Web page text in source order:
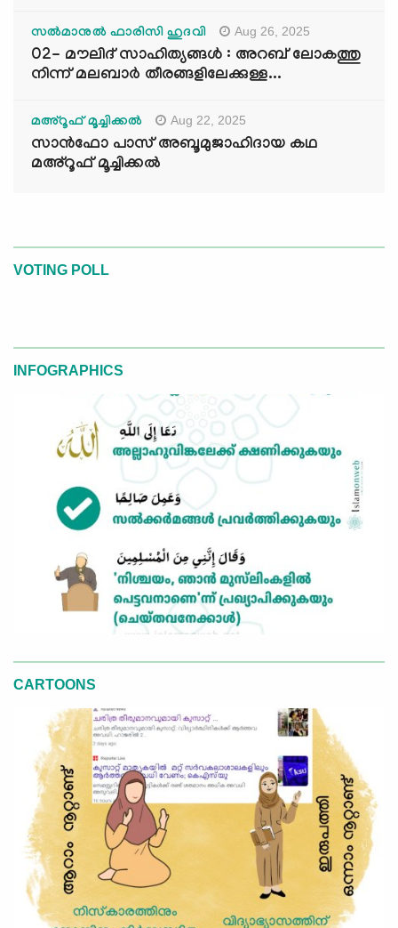
സൽമാനുൽ ഫാരിസി ഹുദവി Aug 26, 2025
02- മൗലിദ് സാഹിത്യങ്ങൾ : അറബ് ലോകത്തു
നിന്ന് മലബാർ തീരങ്ങളിലേക്കുള്ള...
മഅ്റൂഫ് മൂച്ചിക്കല്‍ Aug 22, 2025
സാൻഫോ പാസ് അബൂമുജാഹിദായ കഥ
മഅ്റൂഫ് മൂച്ചിക്കല്‍
VOTING POLL
INFOGRAPHICS
CARTOONS